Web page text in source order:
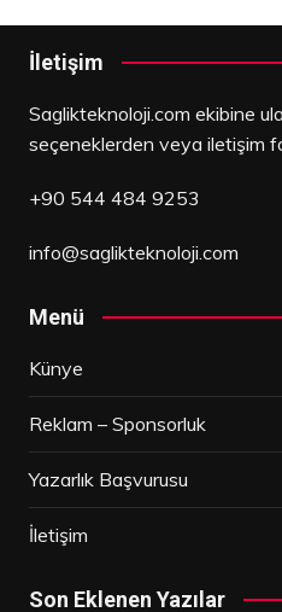
İletişim
Saglikteknoloji.com ekibine
seçeneklerden veya iletişim
+90 544 484 9253
info@saglikteknoloji.com
Menü
Künye
Reklam – Sponsorluk
Yazarlık Başvurusu
İletişim
Son Eklenen Yazılar